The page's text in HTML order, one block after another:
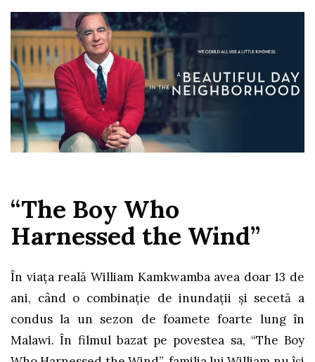
“The Boy Who
Harnessed the Wind”
În viața reală William Kamkwamba avea doar 13 de
ani, când o combinație de inundații și secetă a
condus la un sezon de foamete foarte lung în
Malawi. În filmul bazat pe povestea sa, “The Boy